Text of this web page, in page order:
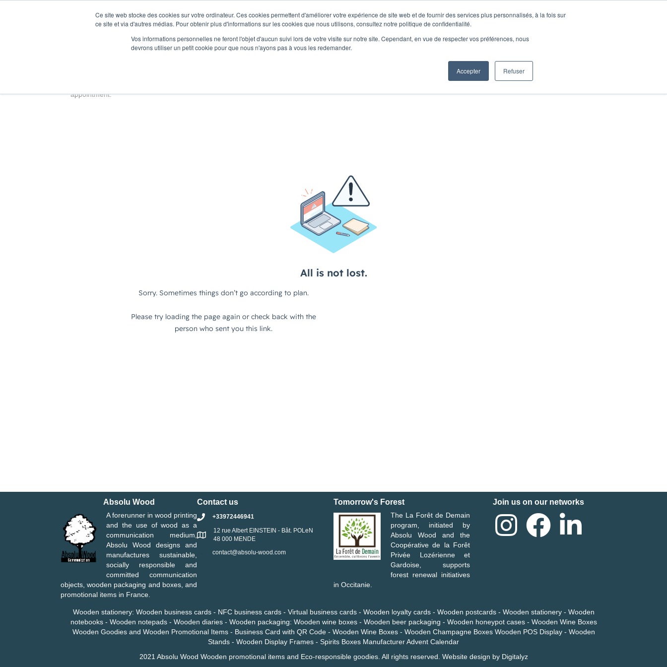
Ce site web stocke des cookies sur votre ordinateur. Ces cookies permettent d'améliorer votre expérience de site web et de fournir des services plus personnalisés, à la fois sur
ce site et via d'autres médias. Pour obtenir plus d'informations sur les cookies que nous utilisons, consultez notre politique de confidentialité.
Vos informations personnelles ne feront l'objet d'aucun suivi lors de votre visite sur notre site. Cependant, en vue de respecter vos préférences, nous
devrons utiliser un petit cookie pour que nous n'ayons pas à vous les redemander.
Accepter Refuser
appointment.
Absolu Wood
A forerunner in wood printing
and the use of wood as a
communication medium,
Absolu Wood designs and
manufactures sustainable,
socially responsible and
committed communication
objects, wooden packaging and boxes, and
promotional items in France.
Contact us
+33972446941
12 rue Albert EINSTEIN - Bât. POLeN
48 000 MENDE
contact@absolu-wood.com
Tomorrow's Forest
The La Forêt de Demain
program, initiated by
Absolu Wood and the
Coopérative de la Forêt
Privée Lozérienne et
Gardoise , supports
forest renewal initiatives
in Occitanie.
Join us on our networks
Wooden stationery: Wooden business cards- NFC business cards- Virtual business cards- Wooden loyalty cards- Wooden postcards - Wooden stationery- Wooden
notebooks- Wooden notepads- Wooden diaries- Wooden packaging: Wooden wine boxes- Wooden beer packaging - Wooden honeypot cases- Wooden Wine Boxes
Wooden Goodies and Wooden Promotional Items- Business Card with QR Code - Wooden Wine Boxes- Wooden Champagne Boxes Wooden POS Display- Wooden
Stands - Wooden Display Frames - Spirits Boxes Manufacturer Advent Calendar
2021 Absolu Wood Wooden promotional items and Eco-responsible goodies. All rights reserved. Website design by Digitalyz